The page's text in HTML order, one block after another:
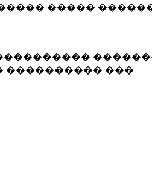
�����
���������� ���